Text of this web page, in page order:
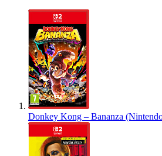
Donkey Kong – Bananza